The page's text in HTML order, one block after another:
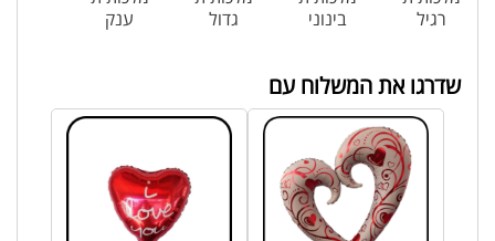
רגיל
בינוני
גדול
ענק
שדרגו את המשלוח עם